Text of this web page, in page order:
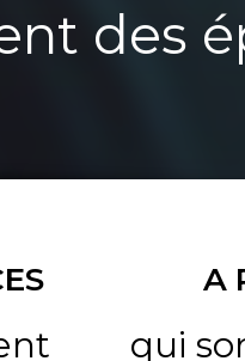
des
A
qui